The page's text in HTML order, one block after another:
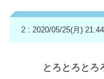
2 : 2020/05/25(月)
とろとろとろ